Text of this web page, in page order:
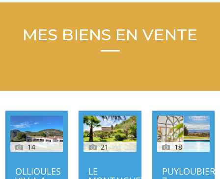
MES BIENS EN VENTE
14
OLLIOULES
21
LE
18
PUYLOUBIER